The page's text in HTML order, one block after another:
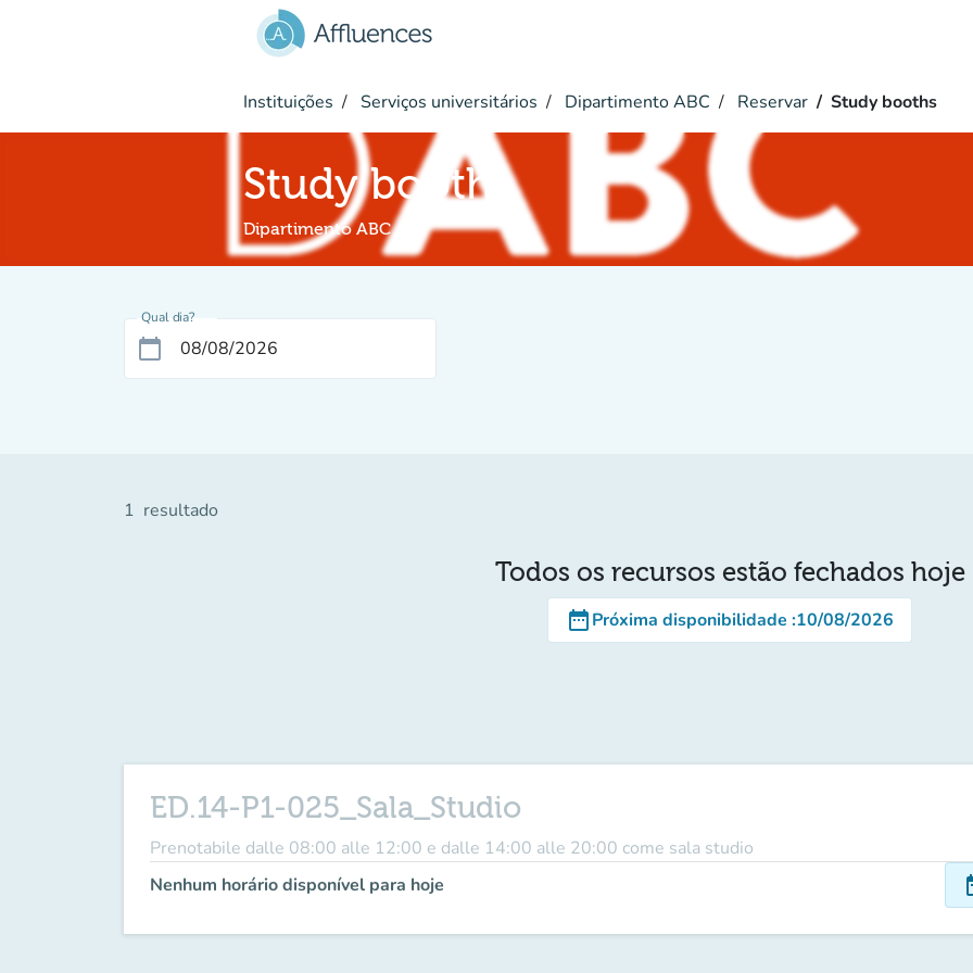
Instituições Serviços universitários Dipartimento ABC Reservar Study booths
Study booths
Dipartimento ABC
Qual dia?
calendar_today
1 resultado
Todos os recursos estão fechados hoje
date_rangePróxima disponibilidade :10/08/2026
ED.14-P1-025_Sala_Studio
Prenotabile dalle 08:00 alle 12:00 e dalle 14:00 alle 20:00 come sala studio
Nenhum horário disponível para hoje